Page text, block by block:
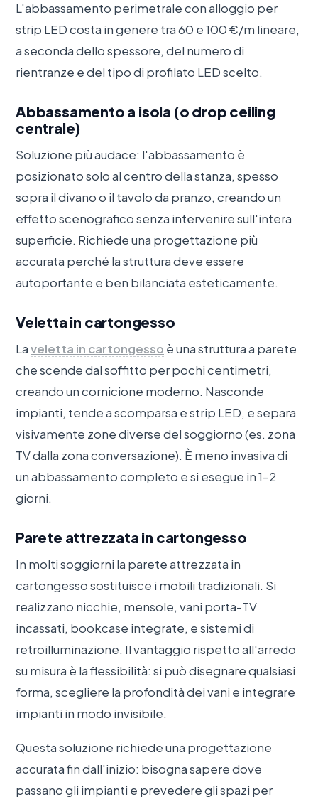
L'abbassamento perimetrale con alloggio per
strip LED costa in genere tra 60 e 100 €/m lineare,
a seconda dello spessore, del numero di
rientranze e del tipo di profilato LED scelto.
Abbassamento a isola (o drop ceiling
centrale)
Soluzione più audace: l'abbassamento è
posizionato solo al centro della stanza, spesso
sopra il divano o il tavolo da pranzo, creando un
effetto scenografico senza intervenire sull'intera
superficie. Richiede una progettazione più
accurata perché la struttura deve essere
autoportante e ben bilanciata esteticamente.
Veletta in cartongesso
Laveletta in cartongesso è una struttura a parete
che scende dal soffitto per pochi centimetri,
creando un cornicione moderno. Nasconde
impianti, tende a scomparsa e strip LED, e separa
visivamente zone diverse del soggiorno (es. zona
TV dalla zona conversazione). È meno invasiva di
un abbassamento completo e si esegue in 1–2
giorni.
Parete attrezzata in cartongesso
In molti soggiorni la parete attrezzata in
cartongesso sostituisce i mobili tradizionali. Si
realizzano nicchie, mensole, vani porta-TV
incassati, bookcase integrate, e sistemi di
retroilluminazione. Il vantaggio rispetto all'arredo
su misura è la flessibilità: si può disegnare qualsiasi
forma, scegliere la profondità dei vani e integrare
impianti in modo invisibile.
Questa soluzione richiede una progettazione
accurata fin dall'inizio: bisogna sapere dove
passano gli impianti e prevedere gli spazi per